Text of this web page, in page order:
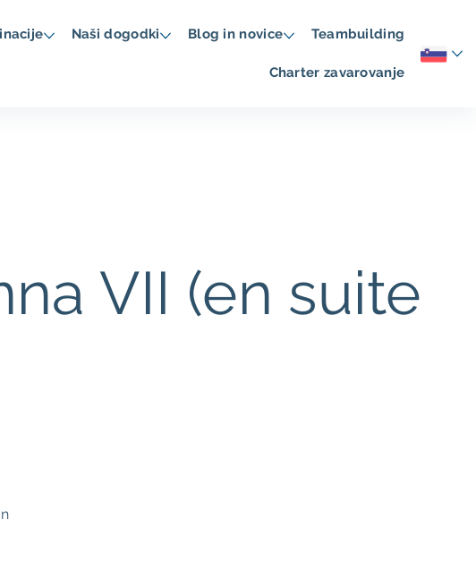
Naši dogodki Blog in novice Teambuilding
Charter zavarovanje
VII (en suite